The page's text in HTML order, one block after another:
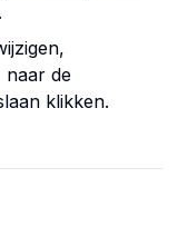
naar de
klikken.